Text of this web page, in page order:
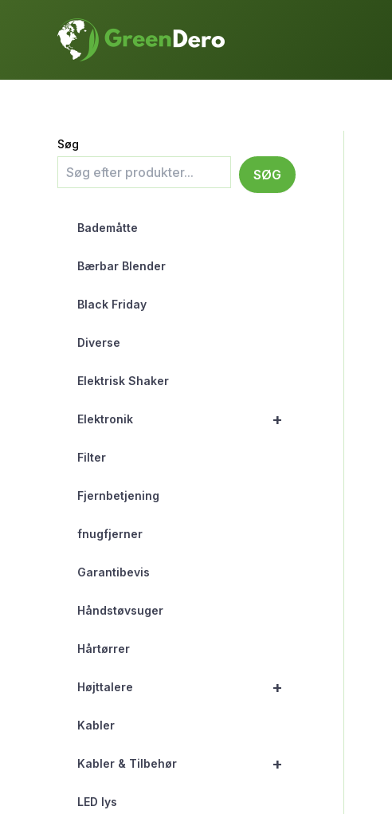
Søg
SØG
Bademåtte
Bærbar Blender
Black Friday
Diverse
Elektrisk Shaker
+
Elektronik
Filter
Fjernbetjening
fnugfjerner
Garantibevis
Håndstøvsuger
Hårtørrer
+
Højttalere
Kabler
+
Kabler & Tilbehør
LED lys